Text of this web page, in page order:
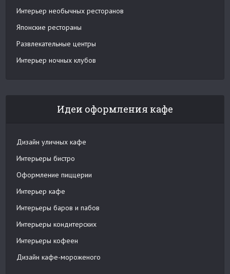
Интерьер необычных ресторанов
Японские рестораны
Развлекательные центры
Интерьер ночных клубов
Идеи оформления кафе
Дизайн уличных кафе
Интерьеры бистро
Оформление пиццерии
Интерьер кафе
Интерьеры баров и пабов
Интерьеры кондитерских
Интерьеры кофеен
Дизайн кафе-мороженого